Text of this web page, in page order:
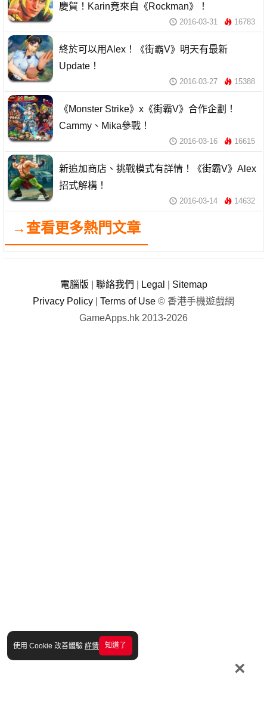
使用 Cookie 改善體驗 詳情 知道了
×
慶賀！Karin竟來自《Rockman》！
2016-03-31 16783
終於可以用Alex！《街霸V》明天有最新
Update！
2016-03-27 15388
《Monster Strike》x《街霸V》合作企劃！
Cammy、Mika參戰！
2016-03-16 16615
新追加商店、挑戰模式有詳情！《街霸V》Alex
招式解構！
2016-03-14 14632
→查看更多熱門文章
電腦版 聯絡我們 Legal
Sitemap
Privacy Policy
Terms of Use © 香港手機遊戲網
GameApps.hk 2013-2026